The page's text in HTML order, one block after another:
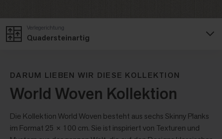
Quadersteinartig
Verlegerichtung
DARUM LIEBEN WIR DIESE KOLLEKTION
World Woven Kollektion
Die Kollektion World Woven besteht aus sechs Skinny Planks
im Format 25 × 100 cm. Sie ist inspiriert von Texturen und